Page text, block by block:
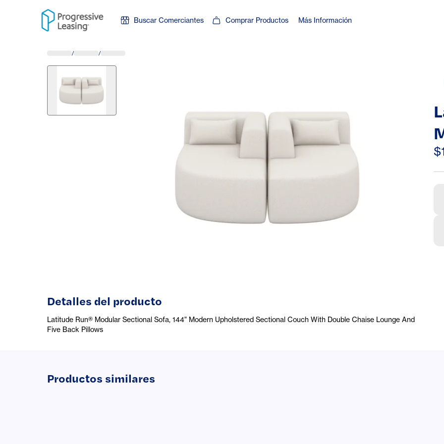
Skip to content
Buscar Comerciantes Comprar Productos Más Información
/ /
Detalles del producto
Latitude Run® Modular Sectional Sofa, 144" Modern Upholstered Sectional Couch With Double Chaise Lounge And
Five Back Pillows
Productos similares